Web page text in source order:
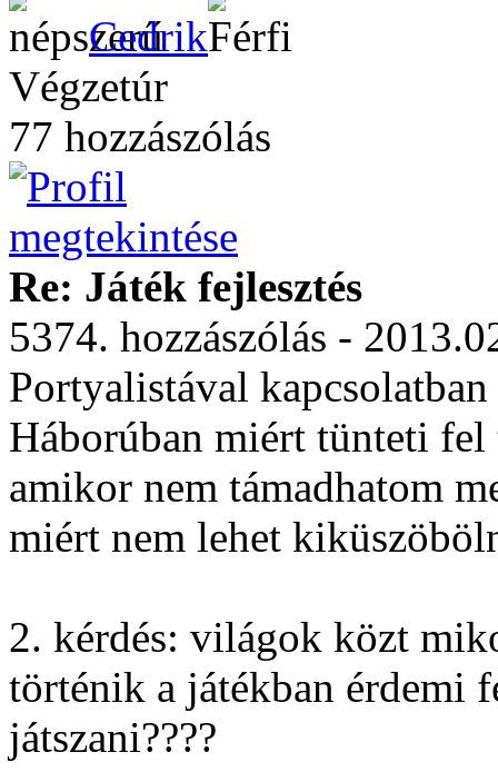
Cedrik
Végzetúr
77 hozzászólás
Re: Játék fejlesztés
5374. hozzászólás -
Portyalistával
Háborúban miért tünteti fel
amikor nem támadhatom
miért nem lehet
2. kérdés: világok közt
történik a játékban érdemi
játszani????